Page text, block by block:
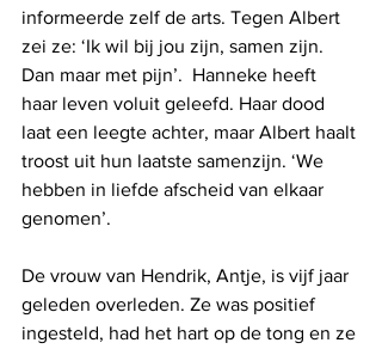
informeerde zelf de arts. Tegen Albert
zei ze: ‘Ik wil bij jou zijn, samen zijn.
Dan maar met pijn’.  Hanneke heeft
haar leven voluit geleefd. Haar dood
laat een leegte achter, maar Albert haalt
troost uit hun laatste samenzijn. ‘We
hebben in liefde afscheid van elkaar
genomen’.
De vrouw van Hendrik, Antje, is vijf jaar
geleden overleden. Ze was positief
ingesteld, had het hart op de tong en ze